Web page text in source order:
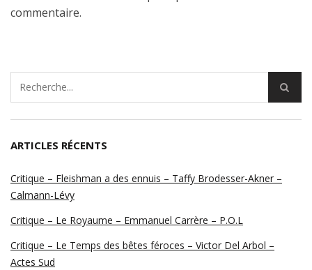
commentaire.
ARTICLES RÉCENTS
Critique – Fleishman a des ennuis – Taffy Brodesser-Akner –
Calmann-Lévy
Critique – Le Royaume – Emmanuel Carrère – P.O.L
Critique – Le Temps des bêtes féroces – Victor Del Arbol –
Actes Sud